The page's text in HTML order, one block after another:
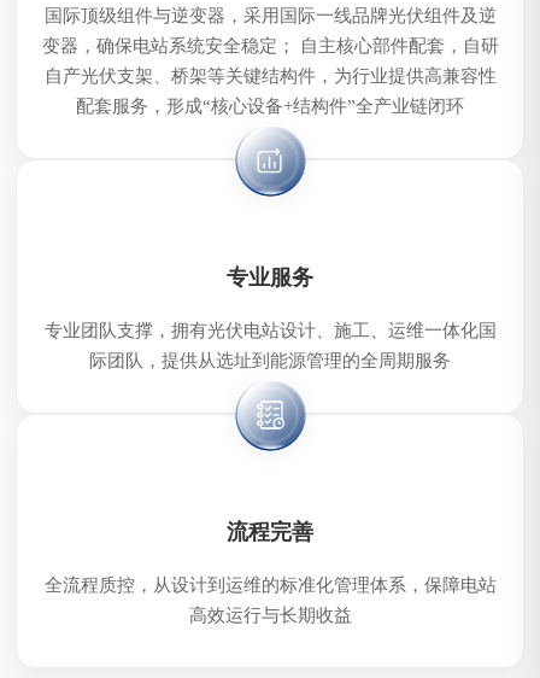
国际顶级组件与逆变器，采用国际一线品牌光伏组件及逆
变器，确保电站系统安全稳定； 自主核心部件配套，自研
自产光伏支架、桥架等关键结构件，为行业提供高兼容性
配套服务，形成“核心设备+结构件”全产业链闭环
专业服务
专业团队支撑，拥有光伏电站设计、施工、运维一体化国
际团队，提供从选址到能源管理的全周期服务
流程完善
全流程质控，从设计到运维的标准化管理体系，保障电站
高效运行与长期收益